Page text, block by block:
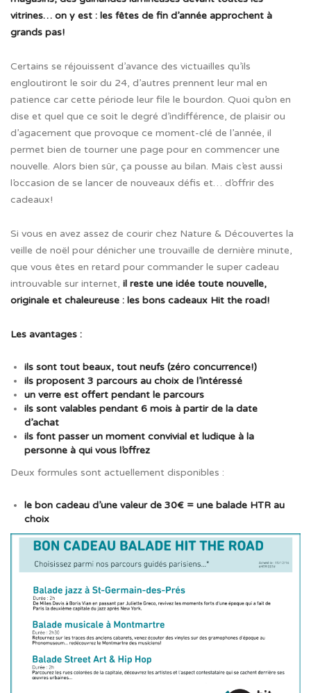
vitrines… on y est : les fêtes de fin d’année approchent à
grands pas!
Certains se réjouissent d’avance des victuailles qu’ils
engloutiront le soir du 24, d’autres prennent leur mal en
patience car cette période leur file le bourdon. Quoi qu’on en
dise et quel que ce soit le degré d’indifférence, de plaisir ou
d’agacement que provoque ce moment-clé de l’année, il
permet bien de tourner une page pour en commencer une
nouvelle. Alors bien sûr, ça pousse au bilan. Mais c’est aussi
l’occasion de se lancer de nouveaux défis et… d’offrir des
cadeaux!
Si vous en avez assez de courir chez Nature & Découvertes la
veille de noël pour dénicher une trouvaille de dernière minute,
que vous êtes en retard pour commander le super cadeau
introuvable sur internet, il reste une idée toute nouvelle,
originale et chaleureuse : les bons cadeaux Hit the road!
Les avantages :
ils sont tout beaux, tout neufs (zéro concurrence!)
ils proposent 3 parcours au choix de l’intéressé
un verre est offert pendant le parcours
ils sont valables pendant 6 mois à partir de la date
d’achat
ils font passer un moment convivial et ludique à la
personne à qui vous l’offrez
Deux formules sont actuellement disponibles :
le bon cadeau d’une valeur de 30€ = une balade HTR au
choix